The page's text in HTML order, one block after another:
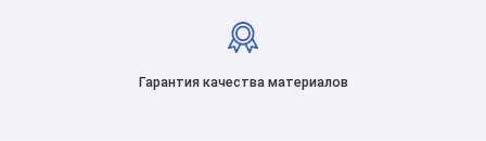
Гарантия качества материалов